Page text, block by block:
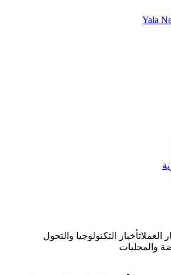
العملاتأخبار التكنولوجيا والتحول
والمحليات